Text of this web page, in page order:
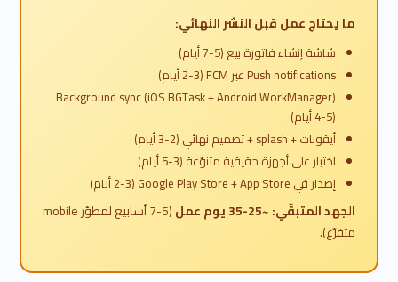
ما يحتاج عمل قبل النشر النهائي:
شاشة إنشاء فاتورة بيع (5-7 أيام)
Push notifications عبر FCM (2-3 أيام)
Background sync (iOS BGTask + Android WorkManager)
(4-5 أيام)
أيقونات + splash + تصميم نهائي (2-3 أيام)
اختبار على أجهزة حقيقية متنوّعة (3-5 أيام)
إصدار في Google Play Store + App Store (2-3 أيام)
الجهد المتبقّي: ~25-35 يوم عمل
(5-7 أسابيع لمطوّر mobile
متفرّغ).